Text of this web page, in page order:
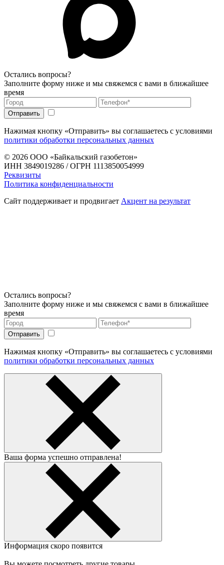
Остались вопросы?
Заполните форму ниже и мы свяжемся с вами в ближайшее
время
Нажимая кнопку «Отправить» вы соглашаетесь с условиями
политики обработки персональных данных
© 2026 ООО «Байкальский газобетон»
ИНН 3849019286 / ОГРН 1113850054999
Реквизиты
Политика конфиденциальности
Сайт поддерживает и продвигает Акцент на результат
Остались вопросы?
Заполните форму ниже и мы свяжемся с вами в ближайшее
время
Нажимая кнопку «Отправить» вы соглашаетесь с условиями
политики обработки персональных данных
Ваша форма успешно отправлена!
Информация скоро появится